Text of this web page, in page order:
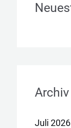
Archiv
Juli 2026